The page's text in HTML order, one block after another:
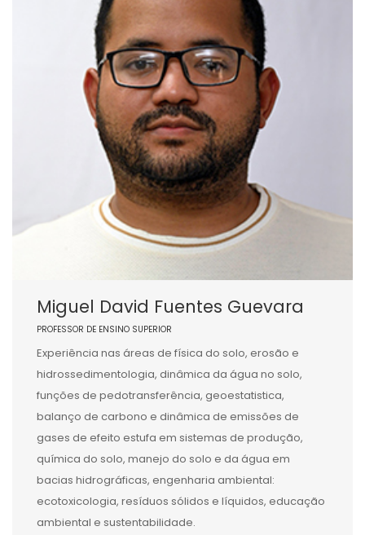
Miguel David Fuentes Guevara
PROFESSOR DE ENSINO SUPERIOR
Experiência nas áreas de física do solo, erosão e
hidrossedimentologia, dinâmica da água no solo,
funções de pedotransferência, geoestatistica,
balanço de carbono e dinâmica de emissões de
gases de efeito estufa em sistemas de produção,
química do solo, manejo do solo e da água em
bacias hidrográficas, engenharia ambiental:
ecotoxicologia, resíduos sólidos e líquidos, educação
ambiental e sustentabilidade.